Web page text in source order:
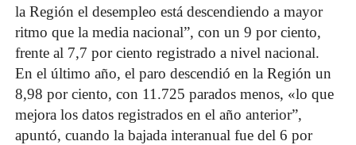
la Región el desempleo está descendiendo a mayor
ritmo que la media nacional”, con un 9 por ciento,
frente al 7,7 por ciento registrado a nivel nacional.
En el último año, el paro descendió en la Región un
8,98 por ciento, con 11.725 parados menos, «lo que
mejora los datos registrados en el año anterior”,
apuntó, cuando la bajada interanual fue del 6 por